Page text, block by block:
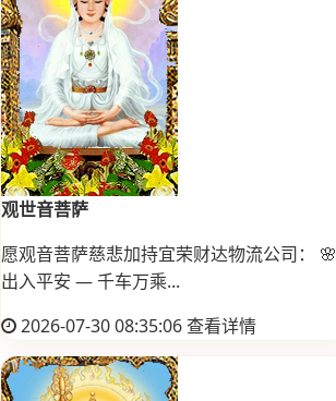
观世音菩萨
愿观音菩萨慈悲加持宜荣财达物流公司： 🌸
出入平安 — 千车万乘...
2026-07-30 08:35:06查看详情